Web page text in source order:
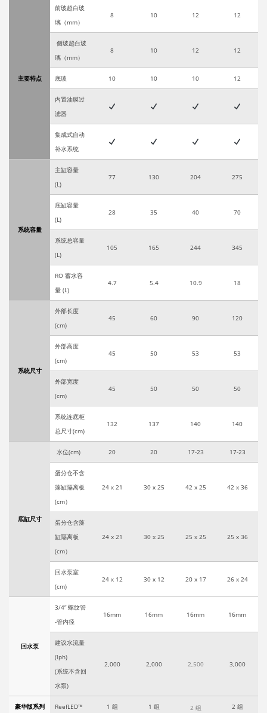
主要特点
前玻超白玻
璃（mm）
8 10 12 12
侧玻超白玻
璃（mm）
8 10 12 12
底玻 10 10 10 12
内置油膜过
滤器
集成式自动
补水系统
系统容量
主缸容量
(L)
77 130 204 275
底缸容量
(L)
28 35 40 70
系统总容量
(L)
105 165 244 345
RO 蓄水容
量 (L)
4.7 5.4 10.9 18
系统尺寸
外部长度
(cm)
45 60 90 120
外部高度
(cm)
45 50 53 53
外部宽度
(cm)
45 50 50 50
系统连底柜
总尺寸(cm)
132 137 140 140
底缸尺寸
水位(cm) 20 20 17-23 17-23
蛋分仓不含
藻缸隔离板
(cm）
24 x 21 30 x 25 42 x 25 42 x 36
蛋分仓含藻
缸隔离板
(cm）
24 x 21 30 x 25 25 x 25 25 x 36
回水泵室
(cm)
24 x 12 30 x 12 20 x 17 26 x 24
回水泵
3/4” 螺纹管
-管内径
16mm 16mm 16mm 16mm
建议水流量
(lph)
(系统不含回
水泵)
2,000 2,000 2,500 3,000
豪华版系列
ReefLED™
1 组
1 组
2 组
2 组